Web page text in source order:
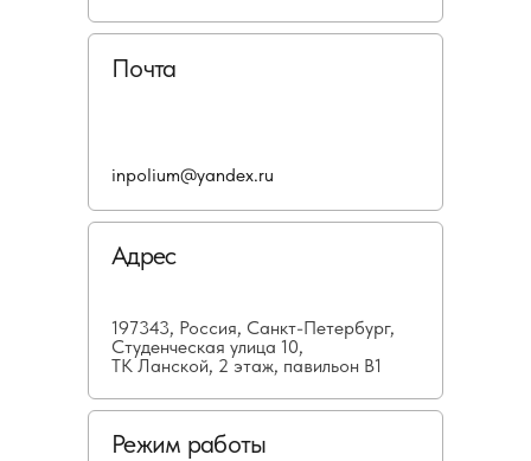
Почта
Адрес
197343, Россия, Санкт-Петербург,
Студенческая улица 10,
ТК Ланской, 2 этаж, павильон В1
Режим работы
inpolium@yandex.ru